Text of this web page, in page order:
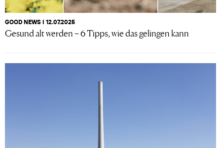
GOOD NEWS I 12.07.2025
Gesund alt werden – 6 Tipps, wie das gelingen kann